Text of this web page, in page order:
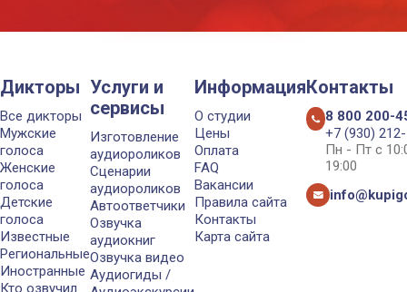
Дикторы
Все дикторы
Мужские
голоса
Женские
голоса
Детские
голоса
Известные
Региональные
Иностранные
Кто озвучил
Услуги и
сервисы
Изготовление
аудиороликов
Сценарии
аудиороликов
Автоответчики
Озвучка
аудиокниг
Озвучка видео
Аудиогиды /
Информация
О студии
Цены
Оплата
FAQ
Вакансии
Правила сайта
Контакты
Карта сайта
Контакты
8 800 200-
+7 (930)
Пн - Пт с
19:00